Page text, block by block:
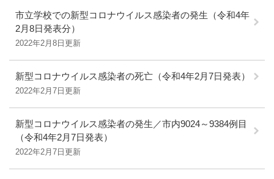
市立学校での新型コロナウイルス感染者の発生（令和4年
2月8日発表分）
2022年2月8日更新
新型コロナウイルス感染者の死亡（令和4年2月7日発表）
2022年2月7日更新
新型コロナウイルス感染者の発生／市内9024～9384例目
（令和4年2月7日発表）
2022年2月7日更新